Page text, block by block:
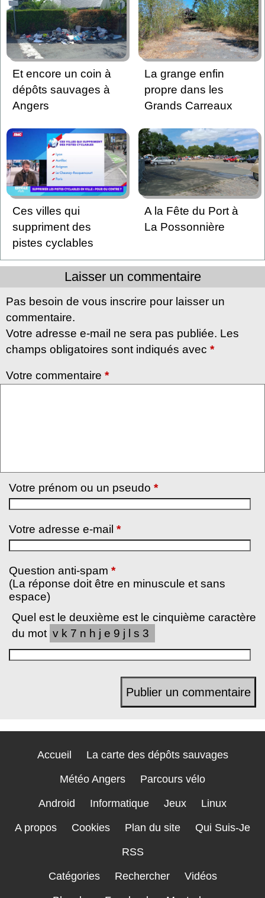
Et encore un coin à
dépôts sauvages à
Angers
La grange enfin
propre dans les
Grands Carreaux
Ces villes qui
suppriment des
pistes cyclables
A la Fête du Port à
La Possonnière
Laisser un commentaire
Pas besoin de vous inscrire pour laisser un
commentaire.
Votre adresse e-mail ne sera pas publiée. Les
champs obligatoires sont indiqués avec *
Votre commentaire *
Votre prénom ou un pseudo *
Votre adresse e-mail *
Question anti-spam *
(La réponse doit être en minuscule et sans
espace)
Quel est le deuxième est le cinquième caractère
du mot vk7nhje9jls3
Accueil La carte des dépôts sauvages
Météo Angers Parcours vélo
Android Informatique Jeux Linux
A propos Cookies Plan du site Qui Suis-Je
RSS
Catégories Rechercher Vidéos